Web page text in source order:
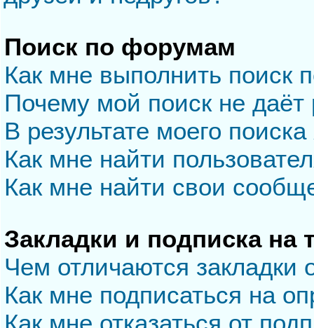
Поиск по форумам
Как мне выполнить
Почему мой поиск не даёт
В результате моего
Как мне найти
Как мне найти свои
Закладки и подписка на
Чем отличаются закладки
Как мне подписаться на